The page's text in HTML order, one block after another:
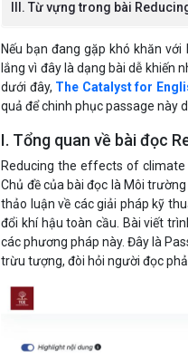
III. Từ vựng trong bài
Nếu bạn đang gặp khó khăn
lắng vì đây là dạng bài dễ khiến
dưới đây, The Catalyst for
quả để chinh phục passage này
I. Tổng quan về bài đọc
Reducing the effects of
Chủ đề của bài đọc là Môi
thảo luận về các giải pháp kỹ
đổi khí hậu toàn cầu. Bài viết
các phương pháp này. Đây là
trừu tượng, đòi hỏi người đọc